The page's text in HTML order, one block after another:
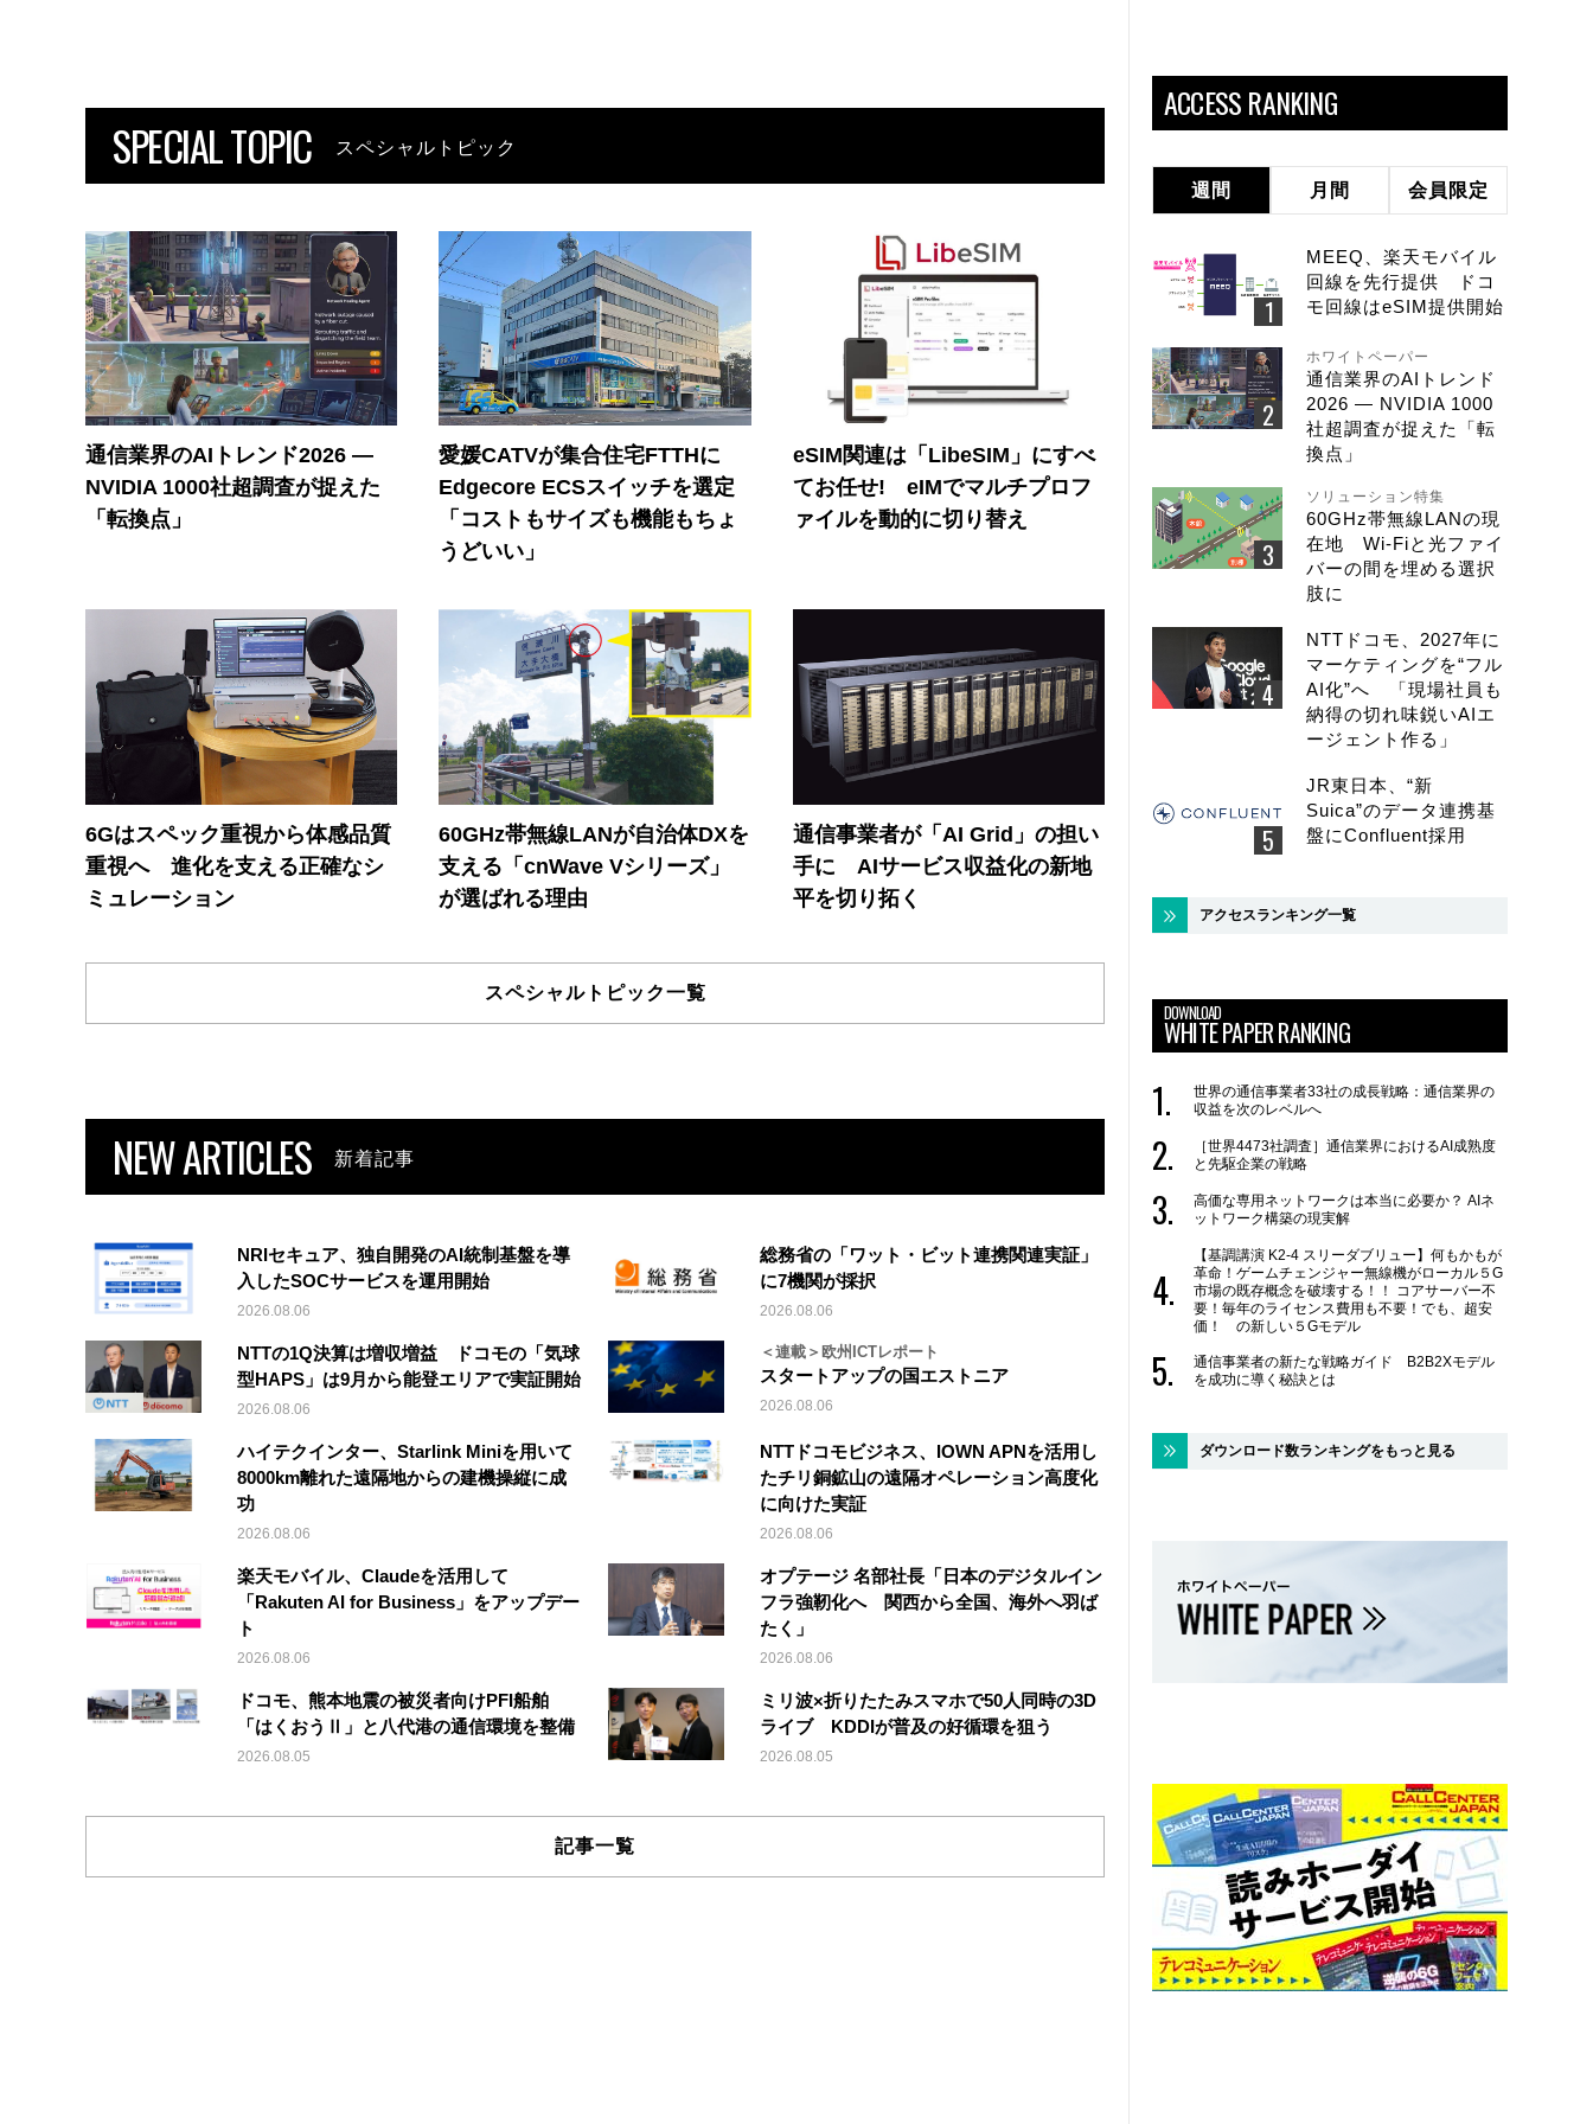
SPECIAL TOPIC スペシャルトピック
通信業界のAIトレンド2026 ―
NVIDIA 1000社超調査が捉えた
「転換点」
愛媛CATVが集合住宅FTTHに
Edgecore ECSスイッチを選定
「コストもサイズも機能もちょ
うどいい」
eSIM関連は「LibeSIM」にすべ
てお任せ! eIMでマルチプロフ
ァイルを動的に切り替え
6Gはスペック重視から体感品質
重視へ 進化を支える正確なシ
ミュレーション
60GHz帯無線LANが自治体DXを
支える「cnWave Vシリーズ」
が選ばれる理由
通信事業者が「AI Grid」の担い
手に AIサービス収益化の新地
平を切り拓く
スペシャルトピック一覧
NEW ARTICLES 新着記事
NRIセキュア、独自開発のAI統制基盤を導
入したSOCサービスを運用開始
2026.08.06
総務省の「ワット・ビット連携関連実証」
に7機関が採択
2026.08.06
NTTの1Q決算は増収増益 ドコモの「気球
型HAPS」は9月から能登エリアで実証開始
2026.08.06
＜連載＞欧州ICTレポート
スタートアップの国エストニア
2026.08.06
ハイテクインター、Starlink Miniを用いて
8000km離れた遠隔地からの建機操縦に成
功
2026.08.06
NTTドコモビジネス、IOWN APNを活用し
たチリ銅鉱山の遠隔オペレーション高度化
に向けた実証
2026.08.06
楽天モバイル、Claudeを活用して
「Rakuten AI for Business」をアップデー
ト
2026.08.06
オプテージ 名部社長「日本のデジタルイン
フラ強靭化へ 関西から全国、海外へ羽ば
たく」
2026.08.06
ドコモ、熊本地震の被災者向けPFI船舶
「はくおうⅡ」と八代港の通信環境を整備
2026.08.05
ミリ波×折りたたみスマホで50人同時の3D
ライブ KDDIが普及の好循環を狙う
2026.08.05
記事一覧
ACCESS RANKING
週間 月間 会員限定
MEEQ、楽天モバイル
回線を先行提供 ドコ
モ回線はeSIM提供開始
ホワイトペーパー
通信業界のAIトレンド
2026 ― NVIDIA 1000
社超調査が捉えた「転
換点」
ソリューション特集
60GHz帯無線LANの現
在地 Wi-Fiと光ファイ
バーの間を埋める選択
肢に
NTTドコモ、2027年に
マーケティングを“フル
AI化”へ 「現場社員も
納得の切れ味鋭いAIエ
ージェント作る」
JR東日本、“新
Suica”のデータ連携基
盤にConfluent採用
アクセスランキング一覧
DOWNLOAD
WHITE PAPER RANKING
世界の通信事業者33社の成長戦略：通信業界の
収益を次のレベルへ
［世界4473社調査］通信業界におけるAI成熟度
と先駆企業の戦略
高価な専用ネットワークは本当に必要か？ AIネ
ットワーク構築の現実解
【基調講演 K2-4 スリーダブリュー】何もかもが
革命！ゲームチェンジャー無線機がローカル５G
市場の既存概念を破壊する！！ コアサーバー不
要！毎年のライセンス費用も不要！でも、超安
価！ の新しい５Gモデル
通信事業者の新たな戦略ガイド B2B2Xモデル
を成功に導く秘訣とは
ダウンロード数ランキングをもっと見る